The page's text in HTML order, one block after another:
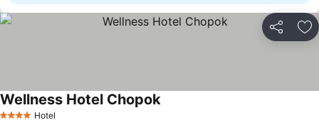
Zdieľať
Hotel
Wellness Hotel Chopok